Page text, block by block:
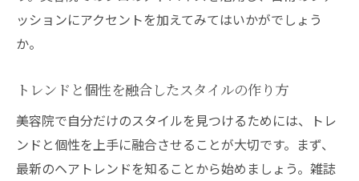
ッションにアクセントを加えてみてはいかがでしょう
か。
トレンドと個性を融合したスタイルの作り方
美容院で自分だけのスタイルを見つけるためには、トレ
ンドと個性を上手に融合させることが大切です。まず、
最新のヘアトレンドを知ることから始めましょう。雑誌